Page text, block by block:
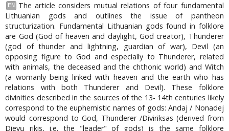
EN
The article considers mutual relations of four fundamental
Lithuanian gods and outlines the issue of pantheon
structurization. Fundamental Lithuanian gods found in folklore
are God (God of heaven and daylight, God creator), Thunderer
(god of thunder and lightning, guardian of war), Devil (an
opposing figure to God and especially to Thunderer, related
with animals, the deceased and the chthonic world) and Witch
(a womanly being linked with heaven and the earth who has
relations with both Thunderer and Devil). These folklore
divinities described in the sources of the 13- 14th centuries likely
correspond to the euphemistic names of gods: Andaj / Nonadej
would correspond to God, Thunderer /Diviriksas (derived from
Dievų rikis, i.e. the "leader" of gods) is the same folklore